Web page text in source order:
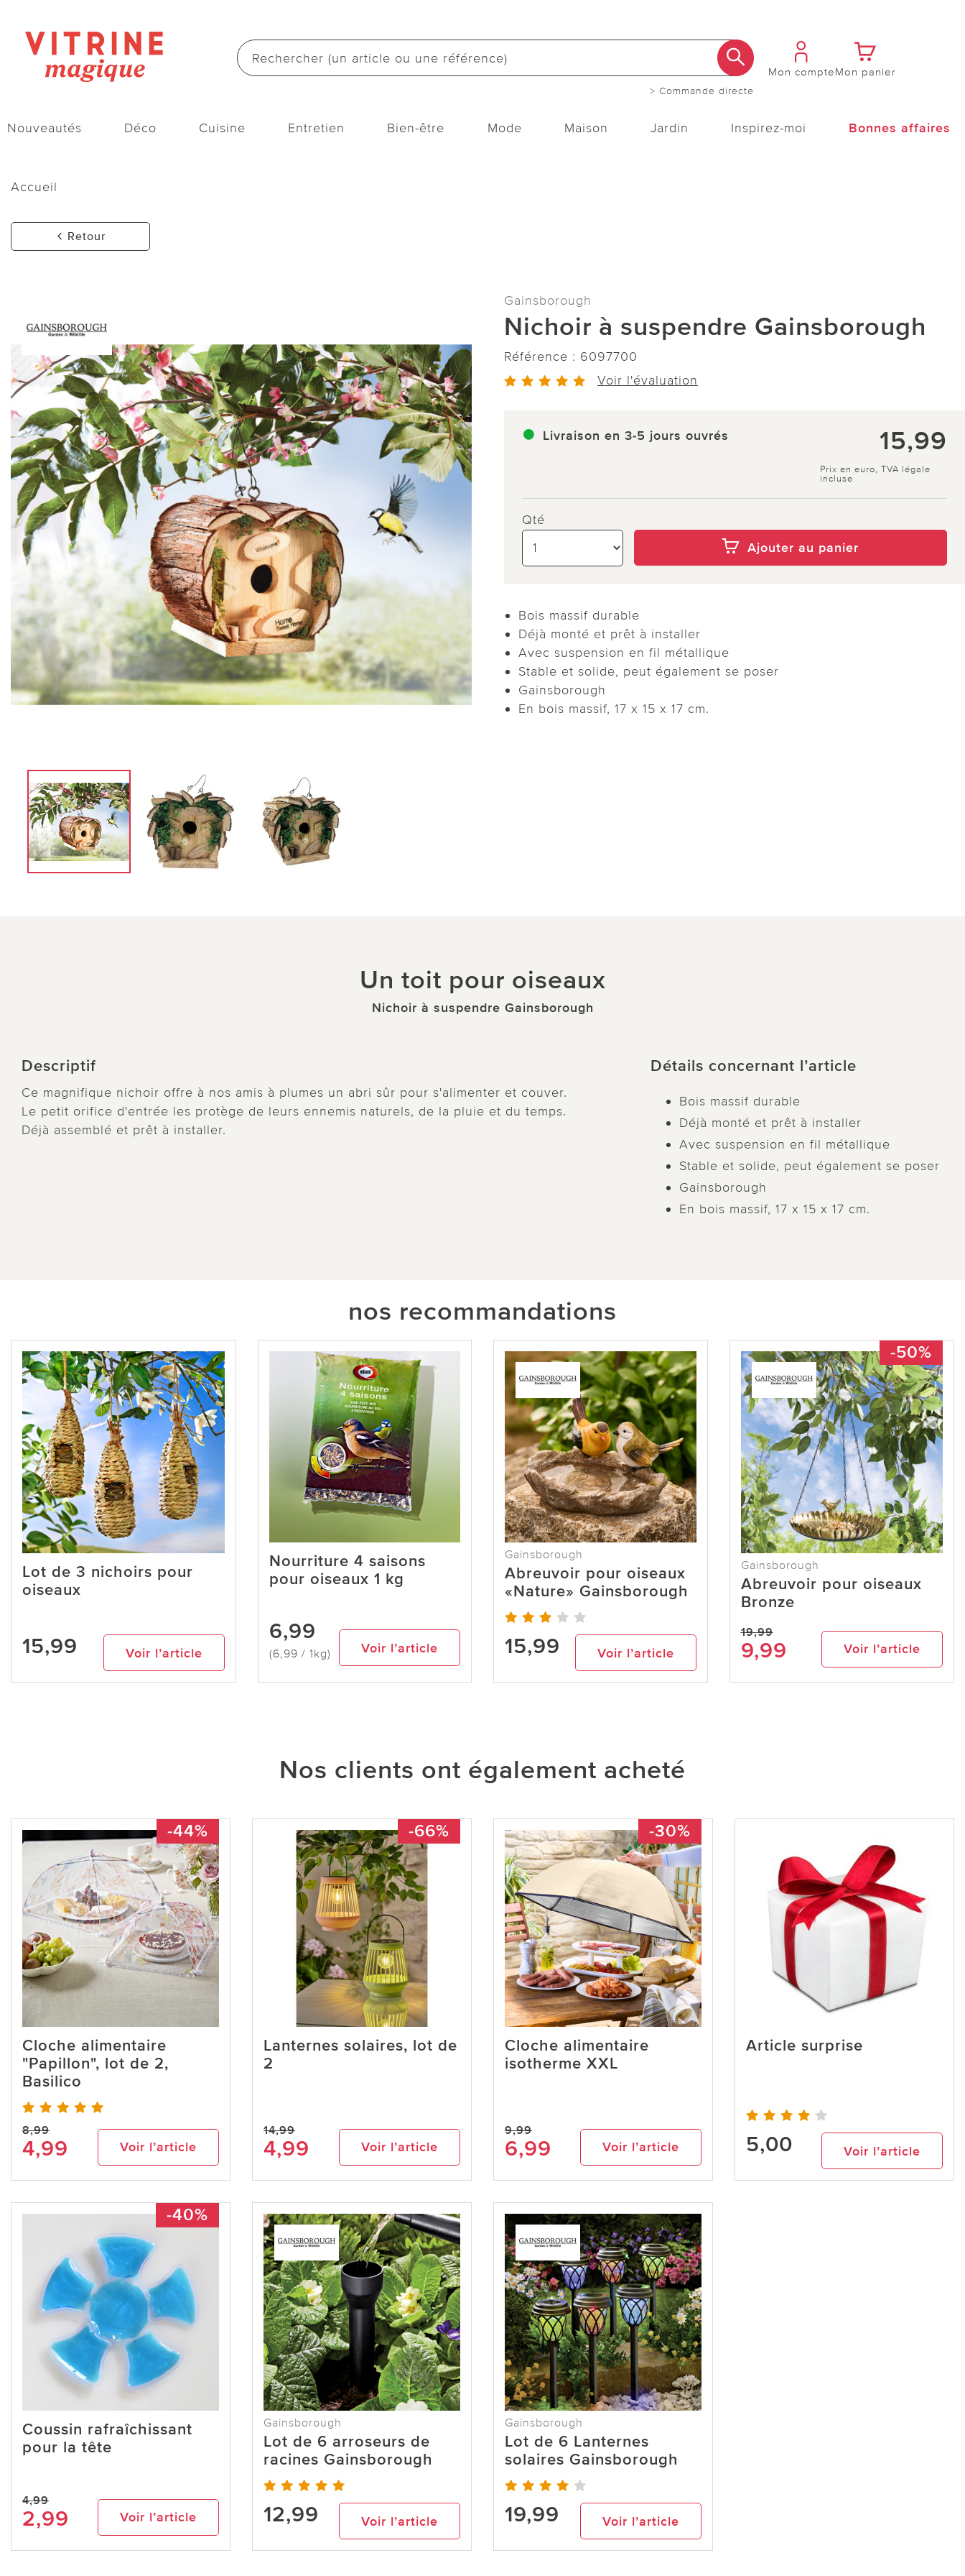
> Commande directe
Mon compteMon panier
Nouveautés Déco Cuisine Entretien Bien-être Mode Maison Jardin Inspirez-moi Bonnes affaires
Accueil
Retour
Gainsborough
Nichoir à suspendre Gainsborough
Référence : 6097700
Voir l'évaluation
Livraison en 3-5 jours ouvrés 15,99
Prix en euro, TVA légale
incluse
Qté
Ajouter au panier
Bois massif durable
Déjà monté et prêt à installer
Avec suspension en fil métallique
Stable et solide, peut également se poser
Gainsborough
En bois massif, 17 x 15 x 17 cm.
Un toit pour oiseaux
Nichoir à suspendre Gainsborough
Descriptif
Ce magnifique nichoir offre à nos amis à plumes un abri sûr pour s'alimenter et couver.
Le petit orifice d'entrée les protège de leurs ennemis naturels, de la pluie et du temps.
Déjà assemblé et prêt à installer.
Détails concernant l’article
Bois massif durable
Déjà monté et prêt à installer
Avec suspension en fil métallique
Stable et solide, peut également se poser
Gainsborough
En bois massif, 17 x 15 x 17 cm.
nos recommandations
Lot de 3 nichoirs pour
oiseaux
15,99 Voir l’article
Nourriture 4 saisons
pour oiseaux 1 kg
6,99
(6,99 / 1kg) Voir l’article
Gainsborough
Abreuvoir pour oiseaux
«Nature» Gainsborough
15,99 Voir l’article
-50%
Gainsborough
Abreuvoir pour oiseaux
Bronze
19,99
9,99 Voir l’article
Nos clients ont également acheté
-44%
Cloche alimentaire
"Papillon", lot de 2,
Basilico
8,99
4,99 Voir l’article
-66%
Lanternes solaires, lot de
2
14,99
4,99 Voir l’article
-30%
Cloche alimentaire
isotherme XXL
9,99
6,99 Voir l’article
Article surprise
5,00 Voir l’article
-40%
Coussin rafraîchissant
pour la tête
4,99
2,99 Voir l’article
Gainsborough
Lot de 6 arroseurs de
racines Gainsborough
12,99 Voir l’article
Gainsborough
Lot de 6 Lanternes
solaires Gainsborough
19,99 Voir l’article